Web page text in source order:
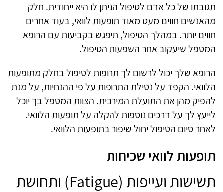
תגובתו של כל אדם לטיפול הניתן לו היא ייחודית. חלק
מהאנשים חווים מעט מאוד תופעות לוואי, בעוד אחרים
חווים יותר. במהלך הטיפול, תיפגש בקביעות עם הרופא
המטפל שיעקוב אחר השפעות הטיפול.
הרופא שלך יכול לרשום לך תרופות לטיפול בחלק מתופעות
הלוואי. הקפד על נטילת התרופות על פי ההנחיות, על מנת
להפיק מהן את התועלת המירבית. הצוות המטפל בך יוכל
לייעץ לך על דרכים נוספות להקלה על תופעות הלוואי.
לאחר סיום הטיפול יחול שיפור בתופעות הלוואי.
תופעות לוואי שכיחות
תשישות ועייפות (Fatigue) ותחושת